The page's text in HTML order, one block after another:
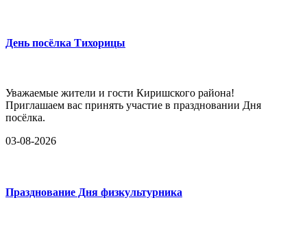
День посёлка Тихорицы
Уважаемые жители и гости Киришского района!
Приглашаем вас принять участие в праздновании Дня
посёлка.
03-08-2026
Празднование Дня физкультурника